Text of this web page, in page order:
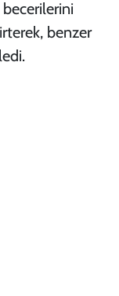
benzer